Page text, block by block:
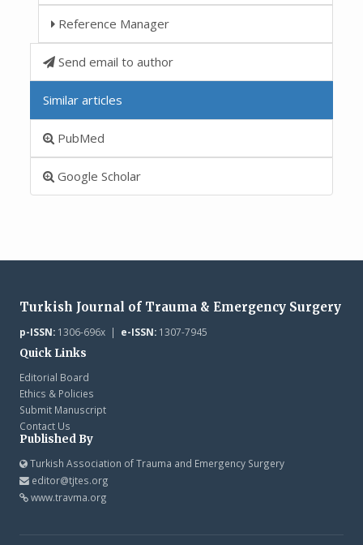
Reference Manager
Send email to author
Similar articles
PubMed
Google Scholar
Turkish Journal of Trauma & Emergency Surgery
p-ISSN:1306-696x | e-ISSN:1307-7945
Quick Links
Editorial Board
Ethics & Policies
Submit Manuscript
Contact Us
Published By
Turkish Association of Trauma and Emergency Surgery
editor@tjtes.org
www.travma.org